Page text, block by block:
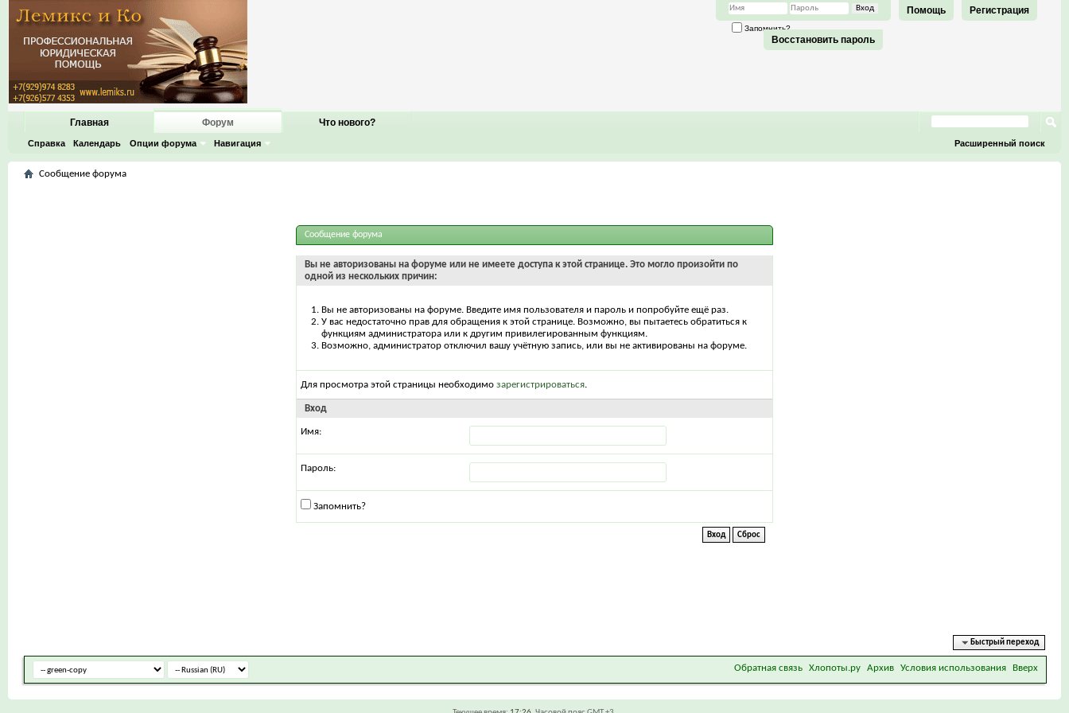
Регистрация
Помощь
Запомнить?
Восстановить пароль
Главная Форум
Справка Календарь Опции форума Навигация
Что нового?
Расширенный поиск
Сообщение форума
Сообщение форума
Вы не авторизованы на форуме или не имеете доступа к этой странице. Это могло произойти по
одной из нескольких причин:
Вы не авторизованы на форуме. Введите имя пользователя и пароль и попробуйте ещё раз.
У вас недостаточно прав для обращения к этой странице. Возможно, вы пытаетесь обратиться к
функциям администратора или к другим привилегированным функциям.
Возможно, администратор отключил вашу учётную запись, или вы не активированы на форуме.
Для просмотра этой страницы необходимо зарегистрироваться.
Вход
Имя:
Пароль:
Запомнить?
Быстрый переход
Обратная связь Хлопоты.ру Архив Условия использования Вверх